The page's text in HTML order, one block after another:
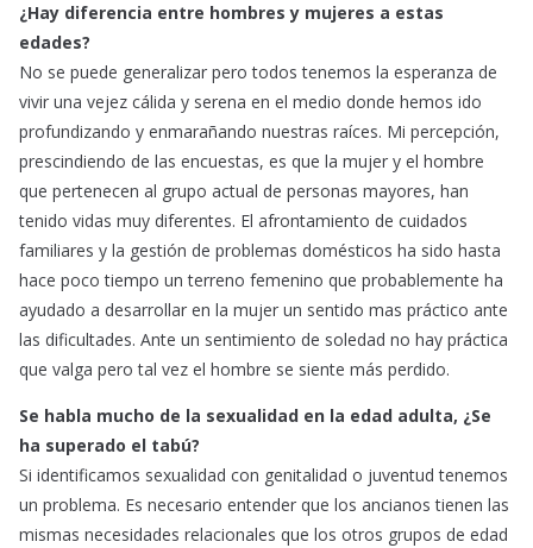
¿Hay diferencia entre hombres y mujeres a estas
edades?
No se puede generalizar pero todos tenemos la esperanza de
vivir una vejez cálida y serena en el medio donde hemos ido
profundizando y enmarañando nuestras raíces. Mi percepción,
prescindiendo de las encuestas, es que la mujer y el hombre
que pertenecen al grupo actual de personas mayores, han
tenido vidas muy diferentes. El afrontamiento de cuidados
familiares y la gestión de problemas domésticos ha sido hasta
hace poco tiempo un terreno femenino que probablemente ha
ayudado a desarrollar en la mujer un sentido mas práctico ante
las dificultades. Ante un sentimiento de soledad no hay práctica
que valga pero tal vez el hombre se siente más perdido.
Se habla mucho de la sexualidad en la edad adulta, ¿Se
ha superado el tabú?
Si identificamos sexualidad con genitalidad o juventud tenemos
un problema. Es necesario entender que los ancianos tienen las
mismas necesidades relacionales que los otros grupos de edad